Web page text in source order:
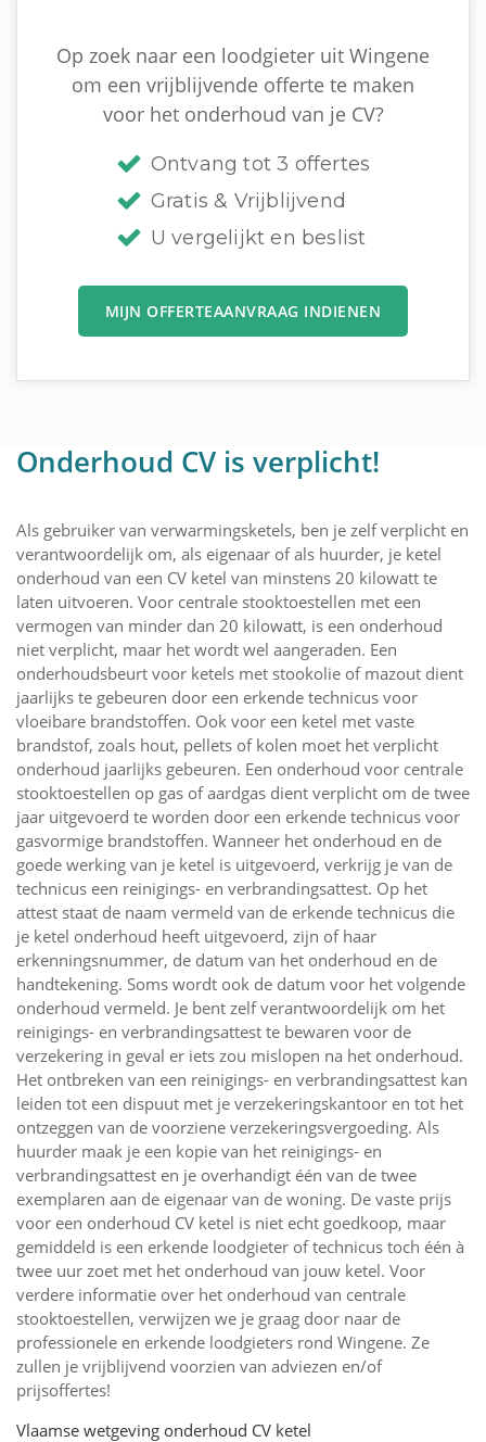
Op zoek naar een loodgieter uit Wingene
om een vrijblijvende offerte te maken
voor het onderhoud van je CV?
Ontvang tot 3 offertes
Gratis & Vrijblijvend
U vergelijkt en beslist
MIJN OFFERTEAANVRAAG INDIENEN
Onderhoud CV is verplicht!
Als gebruiker van verwarmingsketels, ben je zelf verplicht en
verantwoordelijk om, als eigenaar of als huurder, je ketel
onderhoud van een CV ketel van minstens 20 kilowatt te
laten uitvoeren. Voor centrale stooktoestellen met een
vermogen van minder dan 20 kilowatt, is een onderhoud
niet verplicht, maar het wordt wel aangeraden. Een
onderhoudsbeurt voor ketels met stookolie of mazout dient
jaarlijks te gebeuren door een erkende technicus voor
vloeibare brandstoffen. Ook voor een ketel met vaste
brandstof, zoals hout, pellets of kolen moet het verplicht
onderhoud jaarlijks gebeuren. Een onderhoud voor centrale
stooktoestellen op gas of aardgas dient verplicht om de twee
jaar uitgevoerd te worden door een erkende technicus voor
gasvormige brandstoffen. Wanneer het onderhoud en de
goede werking van je ketel is uitgevoerd, verkrijg je van de
technicus een reinigings- en verbrandingsattest. Op het
attest staat de naam vermeld van de erkende technicus die
je ketel onderhoud heeft uitgevoerd, zijn of haar
erkenningsnummer, de datum van het onderhoud en de
handtekening. Soms wordt ook de datum voor het volgende
onderhoud vermeld. Je bent zelf verantwoordelijk om het
reinigings- en verbrandingsattest te bewaren voor de
verzekering in geval er iets zou mislopen na het onderhoud.
Het ontbreken van een reinigings- en verbrandingsattest kan
leiden tot een dispuut met je verzekeringskantoor en tot het
ontzeggen van de voorziene verzekeringsvergoeding. Als
huurder maak je een kopie van het reinigings- en
verbrandingsattest en je overhandigt één van de twee
exemplaren aan de eigenaar van de woning. De vaste prijs
voor een onderhoud CV ketel is niet echt goedkoop, maar
gemiddeld is een erkende loodgieter of technicus toch één à
twee uur zoet met het onderhoud van jouw ketel. Voor
verdere informatie over het onderhoud van centrale
stooktoestellen, verwijzen we je graag door naar de
professionele en erkende loodgieters rond Wingene. Ze
zullen je vrijblijvend voorzien van adviezen en/of
prijsoffertes!
Vlaamse wetgeving onderhoud CV ketel